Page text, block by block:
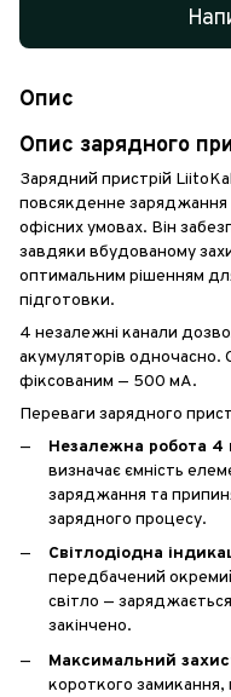
Опис
Опис зарядного
Зарядний пристрій
повсякденне заряджання
офісних умовах. Він
завдяки вбудованому
оптимальним рішенням
підготовки.
4 незалежні канали
акумуляторів
фіксованим — 500 мА.
Переваги зарядного
Незалежна робота 4
визначає ємність
заряджання та
зарядного процесу.
Світлодіодна
передбачений
світло —
закінчено.
Максимальний
короткого замикання,